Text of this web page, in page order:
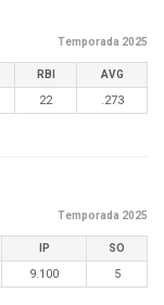
Temporada 2025
RBI AVG
22 .273
Temporada 2025
IP SO
9.100 5